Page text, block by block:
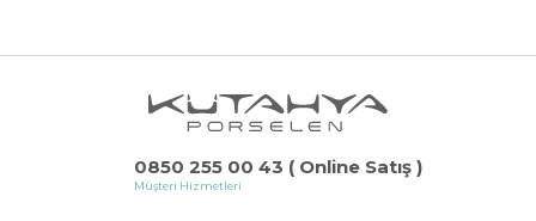
0850 255 00 43 ( Online Satış )
Müşteri Hizmetleri